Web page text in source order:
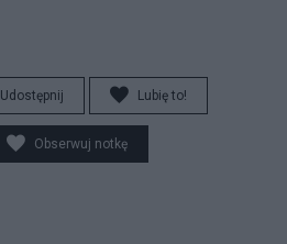
Udostępnij Lubię to!
Obserwuj notkę